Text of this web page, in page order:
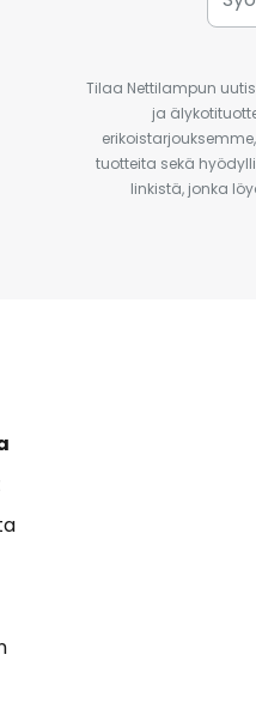
Tilaa Nettilampun
ja
tuotteita sekä
linkistä, jonka